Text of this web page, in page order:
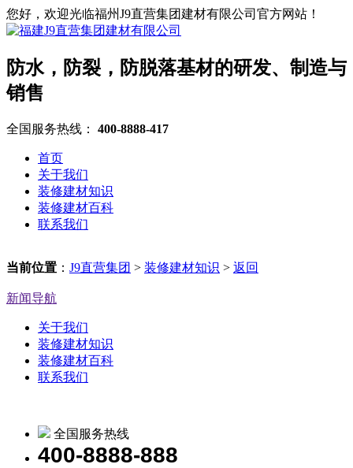
您好，欢迎光临福州J9直营集团建材有限公司官方网站！
防水，防裂，防脱落基材的研发、制造与
销售
全国服务热线： 400-8888-417
首页
关于我们
装修建材知识
装修建材百科
联系我们
当前位置 ： J9直营集团 > 装修建材知识 > 返回
新闻导航
关于我们
装修建材知识
装修建材百科
联系我们
全国服务热线
400-8888-888